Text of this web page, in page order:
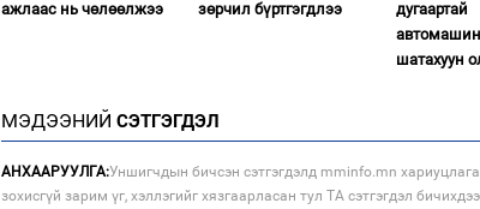
ажлаас нь чөлөөлжээ
зөрчил бүртгэгдлээ
дугаартай
шатахуун
МЭДЭЭНИЙ СЭТГЭГДЭЛ
АНХААРУУЛГА:Уншигчдын бичсэн сэтгэгдэлд mminfo.mn
зохисгүй зарим үг, хэллэгийг хязгаарласан тул ТА сэтгэгдэл